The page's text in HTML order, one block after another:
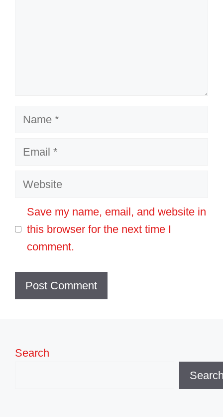
Name
Email
Website
Save my name, email, and website in
this browser for the next time I
comment.
Search